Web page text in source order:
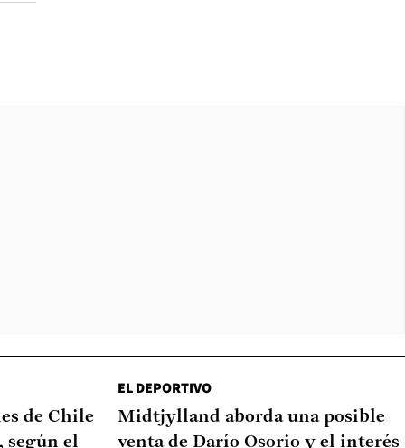
de Chile
según el
EL DEPORTIVO
Midtjylland aborda una posible
venta de Darío Osorio y el interés